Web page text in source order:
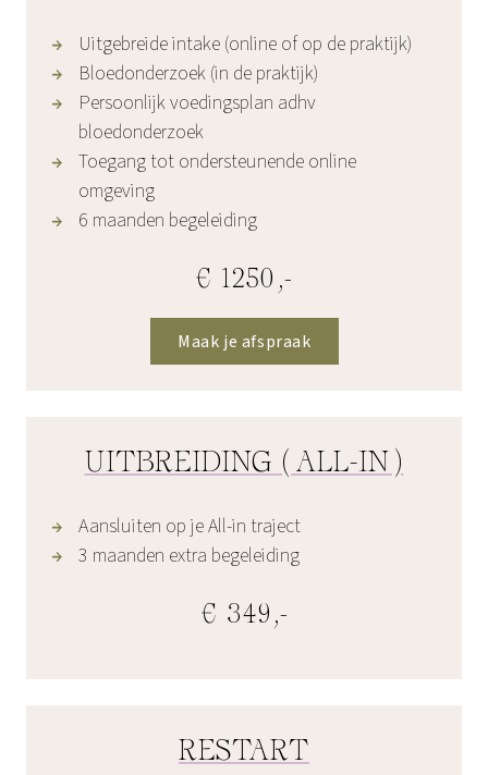
Uitgebreide intake (online of op de praktijk)
Bloedonderzoek (in de praktijk)
Persoonlijk voedingsplan adhv
bloedonderzoek
Toegang tot ondersteunende online
omgeving
6 maanden begeleiding
€ 1250,-
Maak je afspraak
UITBREIDING (ALL-IN)
Aansluiten op je All-in traject
3 maanden extra begeleiding
€ 349,-
RESTART